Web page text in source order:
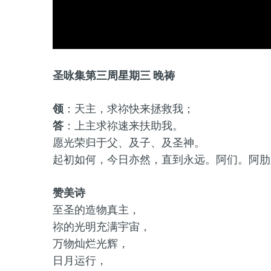
圣咏集第三周星期三 晚祷
领 ：天主，求祢快来拯救我；
答 ：上主求祢速来扶助我。
愿光荣归于父、及子、及圣神。
起初如何，今日亦然，直到永远。阿们。阿
赞美诗
至圣的造物真主，
祢的光明充满宇宙，
万物灿烂光辉，
日月运行，